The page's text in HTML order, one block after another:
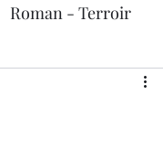
Roman - Terroir